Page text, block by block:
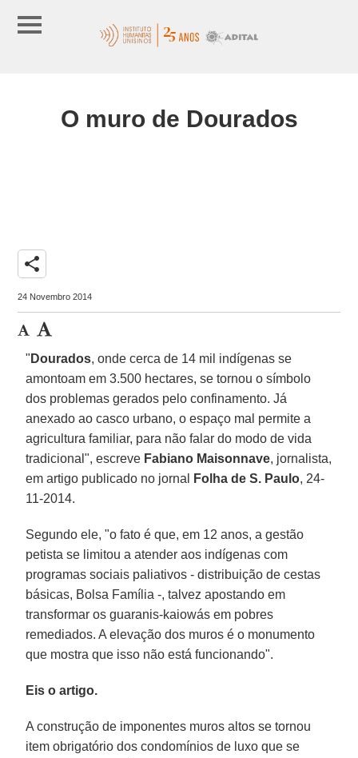
O muro de Dourados
share
24 Novembro 2014
" Dourados, onde cerca de 14 mil indígenas se
amontoam em 3.500 hectares, se tornou o símbolo
dos problemas gerados pelo confinamento. Já
anexado ao casco urbano, o espaço mal permite a
agricultura familiar, para não falar do modo de vida
tradicional", escreve Fabiano Maisonnave, jornalista,
em artigo publicado no jornal
Folha de S. Paulo, 24-
11-2014.
Segundo ele, "o fato é que, em 12 anos, a gestão
petista se limitou a atender aos indígenas com
programas sociais paliativos - distribuição de cestas
básicas, Bolsa Família -, talvez apostando em
transformar os guaranis-kaiowás em pobres
remediados. A elevação dos muros é o monumento
que mostra que isso não está funcionando".
Eis o artigo.
A construção de imponentes muros altos se tornou
item obrigatório dos condomínios de luxo que se